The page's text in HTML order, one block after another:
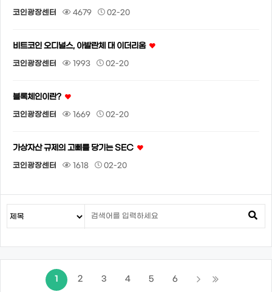
코인광장센터 4679 02-20
비트코인 오디널스, 아발란체 대 이더리움
코인광장센터 1993 02-20
블록체인이란?
코인광장센터 1669 02-20
가상자산 규제의 고삐를 당기는 SEC
코인광장센터 1618 02-20
1 2 3 4 5 6